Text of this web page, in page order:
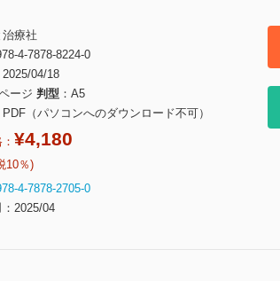
療社
4-7878-8224-0
2025/04/18
ージ 判型
A5
PDF（パソコンへのダウンロード不可）
¥4,180
10％)
4-7878-2705-0
2025/04